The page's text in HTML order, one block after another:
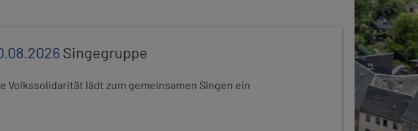
Singegruppe
Volkssolidarität lädt zum gemeinsamen Singen ein